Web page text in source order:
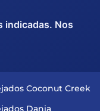
indicadas. Nos
Coconut Creek
Dania